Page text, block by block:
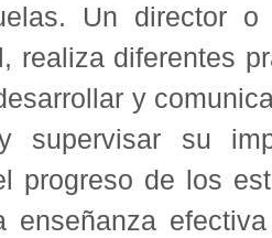
Un director
realiza diferentes
y
supervisar su
progreso de los
enseñanza